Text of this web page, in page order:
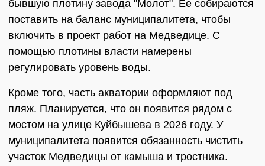
бывшую плотину завода "Молот". Ее собираются
поставить на баланс муниципалитета, чтобы
включить в проект работ на Медведице. С
помощью плотины власти намерены
регулировать уровень воды.
Кроме того, часть акватории оформляют под
пляж. Планируется, что он появится рядом с
мостом на улице Куйбышева в 2026 году. У
муниципалитета появится обязанность чистить
участок Медведицы от камыша и тростника.